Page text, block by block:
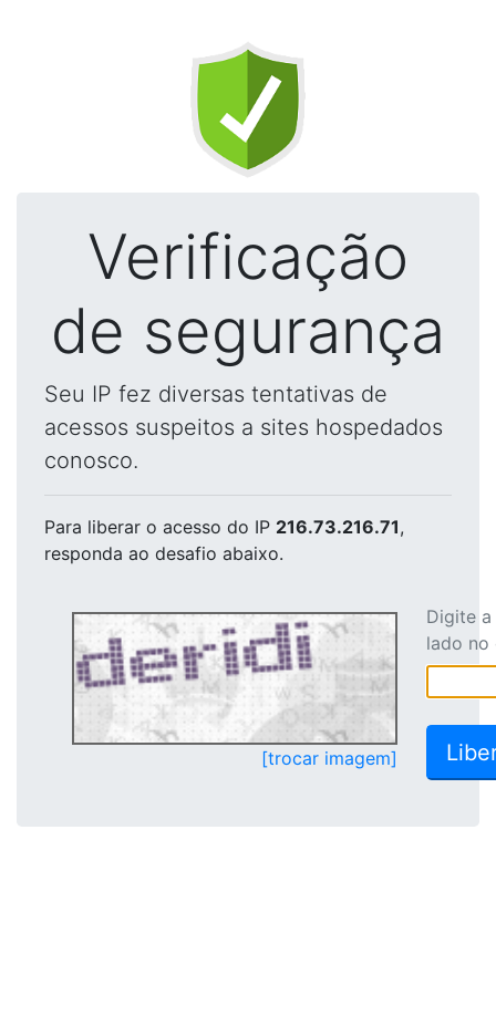
Verificação
de segurança
Seu IP fez diversas tentativas de
acessos suspeitos a sites hospedados
conosco.
Para liberar o acesso do IP 216.73.216.71,
responda ao desafio abaixo.
[trocar imagem]
Digite
lado no